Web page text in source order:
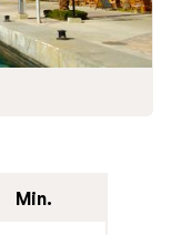
koraalrif,
te nemen!
zijn prachtige
Min.